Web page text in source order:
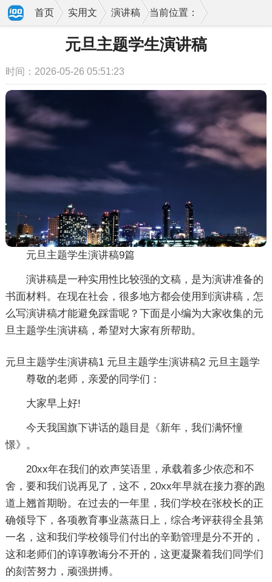
当前位置：
首页 实用文 演讲稿
元旦主题学生演讲稿
时间：2026-05-26 05:51:23
元旦主题学生演讲稿9篇
演讲稿是一种实用性比较强的文稿，是为演讲准备的
书面材料。在现在社会，很多地方都会使用到演讲稿，怎
么写演讲稿才能避免踩雷呢？下面是小编为大家收集的元
旦主题学生演讲稿，希望对大家有所帮助。
元旦主题学生演讲稿1
尊敬的老师，亲爱的同学们：
大家早上好!
今天我国旗下讲话的题目是《新年，我们满怀憧
憬》。
20xx年在我们的欢声笑语里，承载着多少依恋和不
舍，要和我们说再见了，这不，20xx年早就在接力赛的跑
道上翘首期盼。在过去的一年里，我们学校在张校长的正
确领导下，各项教育事业蒸蒸日上，综合考评获得全县第
一名，这和我们学校领导们付出的辛勤管理是分不开的，
这和老师们的谆谆教诲分不开的，这更凝聚着我们同学们
的刻苦努力，顽强拼搏。
元旦主题学生演讲稿2 元旦主题学